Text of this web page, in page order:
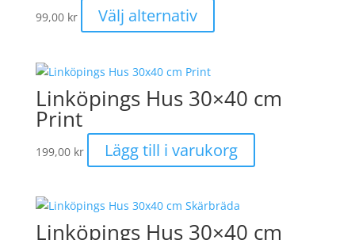
99,00 kr Välj alternativ
här
varianter.
olika
alternativen
på
produktsidan
Linköpings Hus 30×40 cm
Print
199,00 kr Lägg till i varukorg
Linköpings Hus 30×40 cm